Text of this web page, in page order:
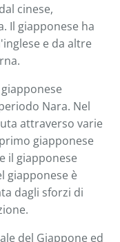
cinese,
Il giapponese ha
e da altre
Nara. Nel
attraverso varie
giapponese
il giapponese
giapponese è
dagli sforzi di
del Giappone ed